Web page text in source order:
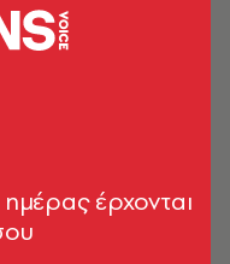
έρχονται